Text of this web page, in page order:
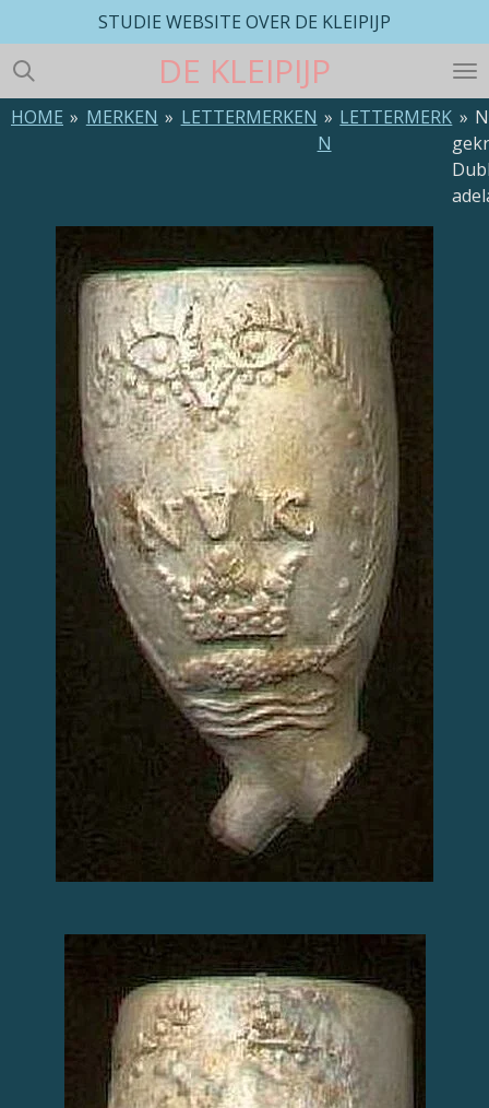
direct
naar
de
hoofdinhoud
DE KLEIPIJP
STUDIE WEBSITE OVER DE KLEIPIJP
HOME » MERKEN » LETTERMERKEN » LETTERMERK
N
»